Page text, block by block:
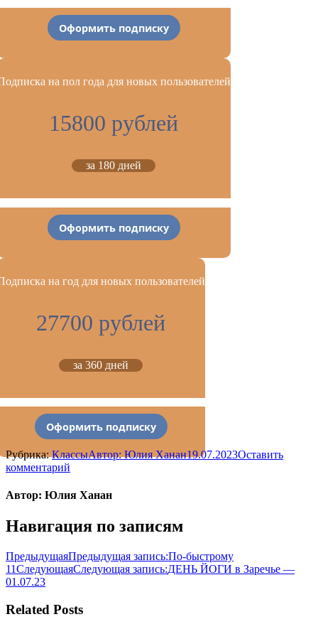
Оформить подписку
на пол года для новых пользователей
15800 рублей
за 180 дней
Оформить подписку
на год для новых пользователей
27700 рублей
за 360 дней
Оформить подписку
Рубрика:КлассыАвтор:Юлия Ханан19.07.2023Оставить
комментарий
Автор: Юлия Ханан
Навигация по записям
ПредыдущаяПредыдущая запись:По-быстрому
11СледующаяСледующая запись:ДЕНЬ ЙОГИ в Заречье —
01.07.23
Related Posts